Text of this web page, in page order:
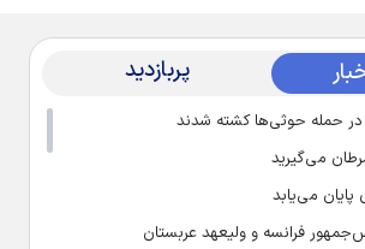
پربازدید
می‌گیرید
می‌یابد
فرانسه و ولیعهد عربستان